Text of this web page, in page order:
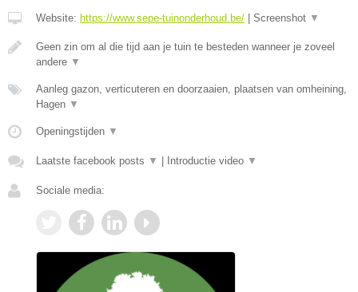
Website: https://www.sepe-tuinonderhoud.be/ Screenshot ▼
Geen zin om al die tijd aan je tuin te besteden wanneer je zoveel
andere ▼
Aanleg gazon, verticuteren en doorzaaien, plaatsen van omheining,
Hagen ▼
Openingstijden ▼
Laatste facebook posts ▼ Introductie video ▼
Sociale media: